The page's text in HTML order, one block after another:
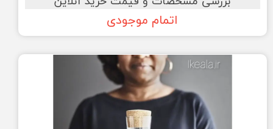
اتمام موجودی